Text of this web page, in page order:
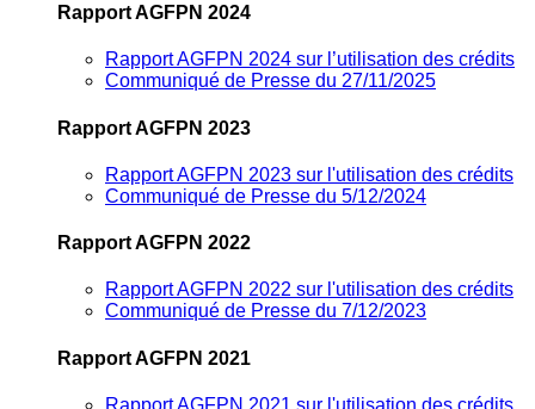
Rapport AGFPN 2024
Rapport AGFPN 2024 sur l’utilisation des crédits
Communiqué de Presse du 27/11/2025
Rapport AGFPN 2023
Rapport AGFPN 2023 sur l'utilisation des crédits
Communiqué de Presse du 5/12/2024
Rapport AGFPN 2022
Rapport AGFPN 2022 sur l'utilisation des crédits
Communiqué de Presse du 7/12/2023
Rapport AGFPN 2021
Rapport AGFPN 2021 sur l'utilisation des crédits